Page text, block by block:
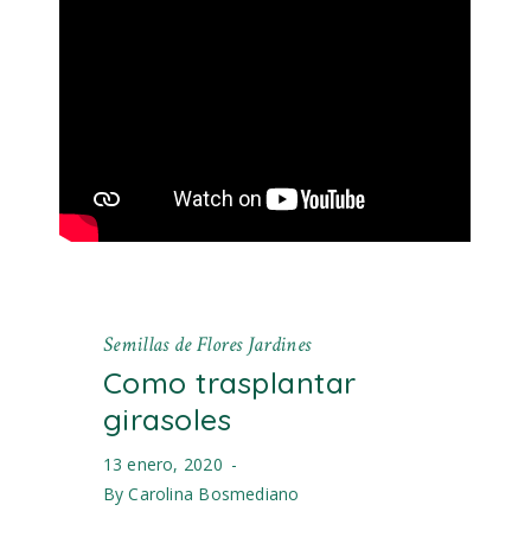
Semillas de Flores Jardines
Como trasplantar
girasoles
13 enero, 2020
By Carolina Bosmediano